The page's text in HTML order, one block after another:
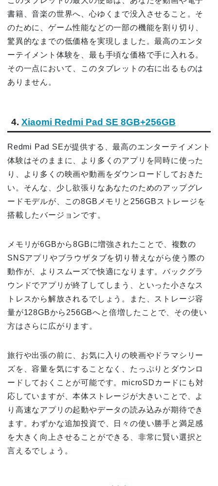
書籍、音楽の世界へ、心ゆくまで没入させること。そ
のために、ゲーム性能などの一部の機能を割り切り、
驚異的なまでの低価格を実現しました。最高のエンタ
ーテイメント体験を、最も手頃な価格で手に入れる。
その一点において、このタブレットの右に出るものは
ありません。
4. Xiaomi Redmi Pad SE 8GB+256GB
Redmi Pad SEが提供する、最高のエンターテイメント
体験はそのままに、より多くのアプリを同時に使った
り、より多くの映画や動画をダウンロードしておきた
い。そんな、少し欲張りなあなたのためのアップグレ
ードモデルが、この8GBメモリと256GBストレージを
搭載したバージョンです。
メモリが6GBから8GBに増強されたことで、複数の
SNSアプリやブラウザタブを切り替えながら使う際の
動作が、よりスムーズで快適になります。バックグラ
ウンドでアプリが終了してしまう、といった小さなス
トレスから解放されるでしょう。また、ストレージ容
量が128GBから256GBへと倍増したことで、その使い
方はさらに広がります。
旅行や出張の前に、お気に入りの映画やドラマシリー
ズを、容量を気にすることなく、たっぷりとダウンロ
ードしておくことが可能です。microSDカードにも対
応していますが、本体ストレージが大きいことで、よ
り高速なアプリの起動やデータの読み込みが期待でき
ます。わずかな追加投資で、日々の使い勝手と満足感
を大きく向上させることができる、非常に賢い選択と
言えるでしょう。